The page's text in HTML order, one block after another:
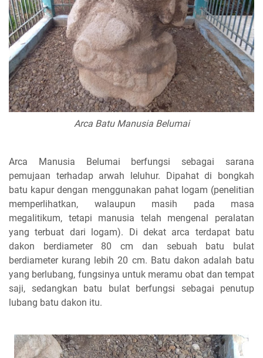
Arca Batu Manusia Belumai
Arca Manusia Belumai berfungsi sebagai sarana
pemujaan terhadap arwah leluhur. Dipahat di bongkah
batu kapur dengan menggunakan pahat logam (penelitian
memperlihatkan, walaupun masih pada masa
megalitikum, tetapi manusia telah mengenal peralatan
yang terbuat dari logam). Di dekat arca terdapat batu
dakon berdiameter 80 cm dan sebuah batu bulat
berdiameter kurang lebih 20 cm. Batu dakon adalah batu
yang berlubang, fungsinya untuk meramu obat dan tempat
saji, sedangkan batu bulat berfungsi sebagai penutup
lubang batu dakon itu.